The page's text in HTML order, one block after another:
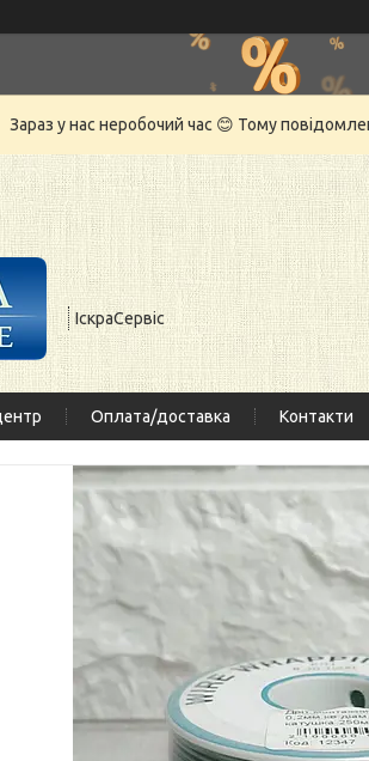
Зараз у нас неробочий час 😊 Тому
ІскраСервіс
Оплата/доставка Контакти